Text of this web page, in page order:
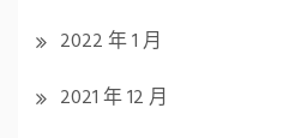
2022 年 1 月
2021 年 12 月